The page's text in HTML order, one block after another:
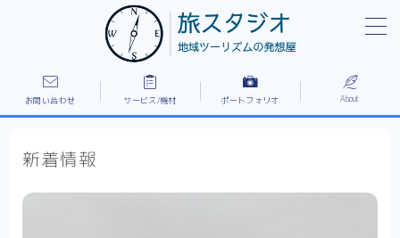
1レイアウト全体フロントページ
PR/施設紹介/ドキュメンタリーなど作例
ご依頼の流れ/所有機材
お問い合わせ サービス/機材 ポートフォリオ About
新着情報